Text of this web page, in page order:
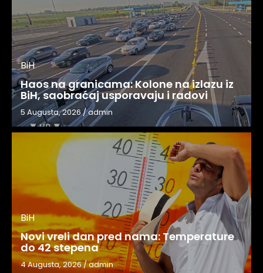
BiH
Haos na granicama: Kolone na izlazu iz
BiH, saobraćaj usporavaju i radovi
5 Augusta, 2026/admin
BiH
Novi vreli dan pred nama: Temperature
do 42 stepena
4 Augusta, 2026/admin